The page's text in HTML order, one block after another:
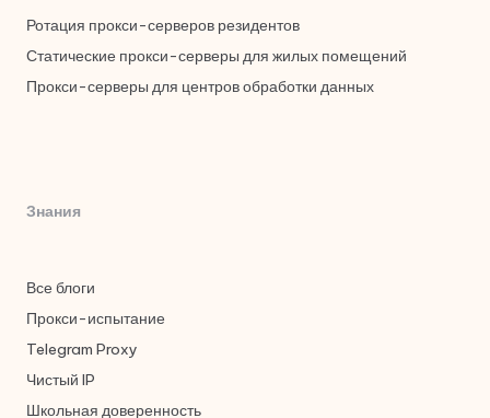
Ротация прокси-серверов резидентов
Статические прокси-серверы для жилых помещений
Прокси-серверы для центров обработки данных
Знания
Все блоги
Прокси-испытание
Telegram Proxy
Чистый IP
Школьная доверенность